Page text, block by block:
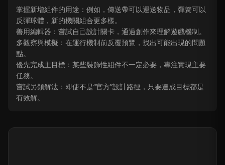
掌握新增組件的用途：例如，傳送帶可以運送物品，彈簧可以
反彈球體，新的機關組合更多樣。
善用編輯器：嘗試自己設計關卡，通過創作來理解遊戲機制。
多觀察與模擬：在運行機制前反覆預覽，找出可能出現的問題
點。
優先完成主目標：某些裝飾性組件不一定必要，專注實現主要
任務。
嘗試另類解法：即使不是“官方”設計路徑，只要達成目標都是
有效解。